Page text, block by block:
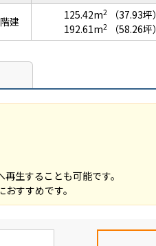
建 125.42m2
（37.93坪）
192.61m2 （58.26坪）
生することも可能です。
すすめです。